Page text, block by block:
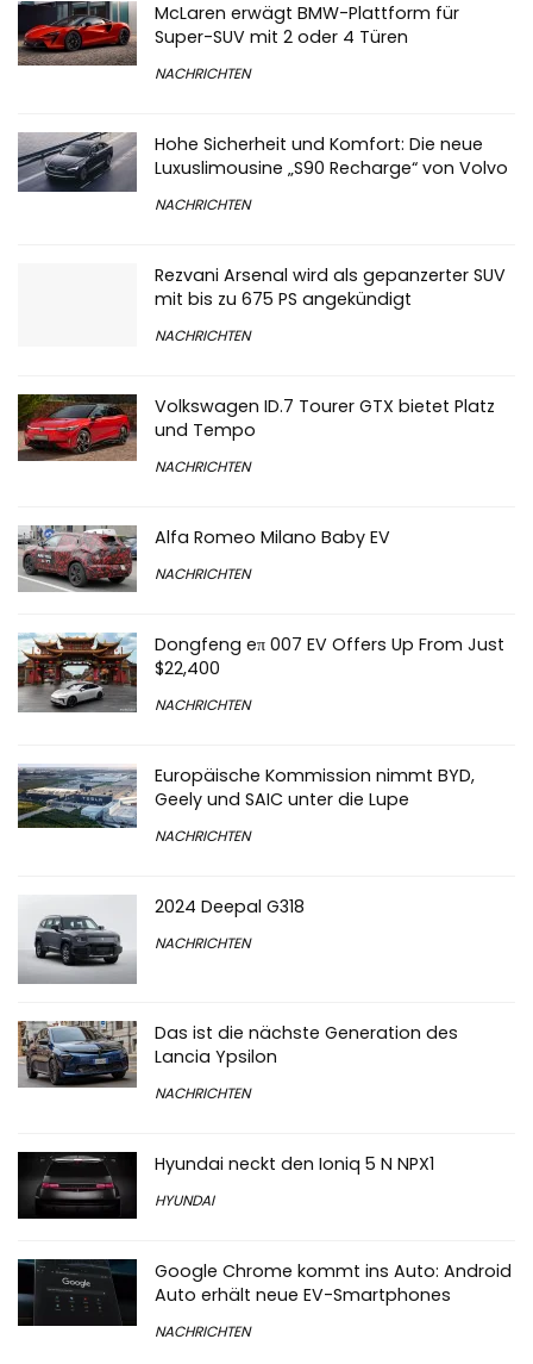
McLaren erwägt BMW-Plattform für
Super-SUV mit 2 oder 4 Türen
NACHRICHTEN
Hohe Sicherheit und Komfort: Die neue
Luxuslimousine „S90 Recharge“ von Volvo
NACHRICHTEN
Rezvani Arsenal wird als gepanzerter SUV
mit bis zu 675 PS angekündigt
NACHRICHTEN
Volkswagen ID.7 Tourer GTX bietet Platz
und Tempo
NACHRICHTEN
Alfa Romeo Milano Baby EV
NACHRICHTEN
Dongfeng eπ 007 EV Offers Up From Just
$22,400
NACHRICHTEN
Europäische Kommission nimmt BYD,
Geely und SAIC unter die Lupe
NACHRICHTEN
2024 Deepal G318
NACHRICHTEN
Das ist die nächste Generation des
Lancia Ypsilon
NACHRICHTEN
Hyundai neckt den Ioniq 5 N NPX1
HYUNDAI
Google Chrome kommt ins Auto: Android
Auto erhält neue EV-Smartphones
NACHRICHTEN